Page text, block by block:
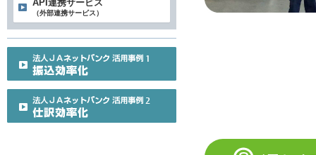
API連携サービス
（外部連携サービス）